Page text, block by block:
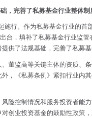
，完善了私募基金行业整体制
施行。作为私募基金行业的
台，填补了私募基金行业监
供了法规基础，完善了私募
董监高等关键主体的资质、
，《私募条例》紧扣行业内
险控制情况和服务投资者能
创业投资基金的鼓励性政策